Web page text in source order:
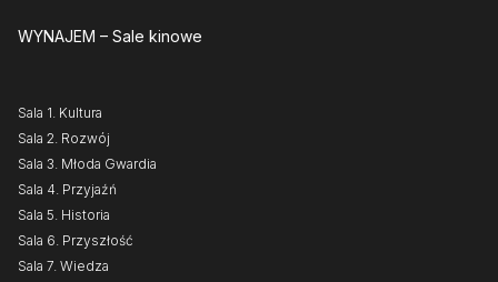
WYNAJEM – Sale kinowe
Sala 1. Kultura
Sala 2. Rozwój
Sala 3. Młoda Gwardia
Sala 4. Przyjaźń
Sala 5. Historia
Sala 6. Przyszłość
Sala 7. Wiedza